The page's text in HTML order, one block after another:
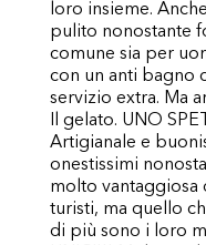
loro insieme.
pulito nonostante
comune sia per
con un anti bagno
servizio extra. Ma
Il gelato. UNO
Artigianale e
onestissimi
molto vantaggiosa
turisti, ma quello
di più sono i loro